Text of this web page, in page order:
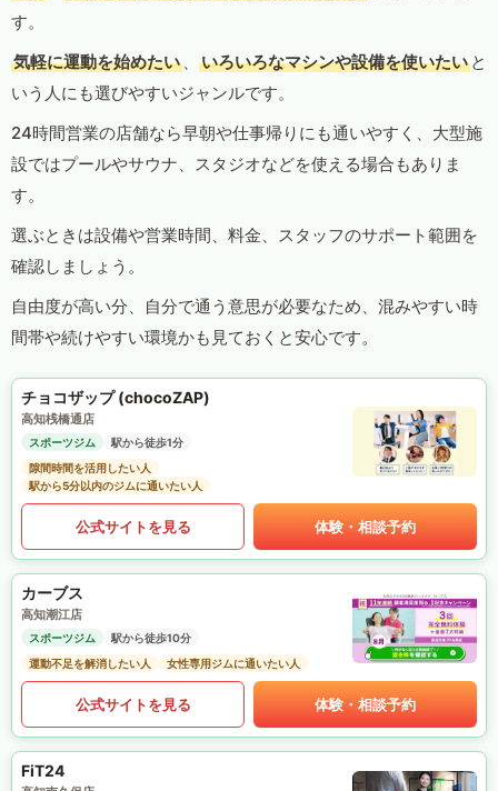
す。
気軽に運動を始めたい 、 いろいろなマシンや設備を使いたい と
いう人にも選びやすいジャンルです。
24時間営業の店舗なら早朝や仕事帰りにも通いやすく、大型施
設ではプールやサウナ、スタジオなどを使える場合もありま
す。
選ぶときは設備や営業時間、料金、スタッフのサポート範囲を
確認しましょう。
自由度が高い分、自分で通う意思が必要なため、混みやすい時
間帯や続けやすい環境かも見ておくと安心です。
チョコザップ (chocoZAP)
高知桟橋通店
スポーツジム
駅から徒歩1分
隙間時間を活用したい人
駅から5分以内のジムに通いたい人
公式サイトを見る 体験・相談予約
カーブス
高知潮江店
スポーツジム
駅から徒歩10分
運動不足を解消したい人
女性専用ジムに通いたい人
公式サイトを見る 体験・相談予約
FiT24